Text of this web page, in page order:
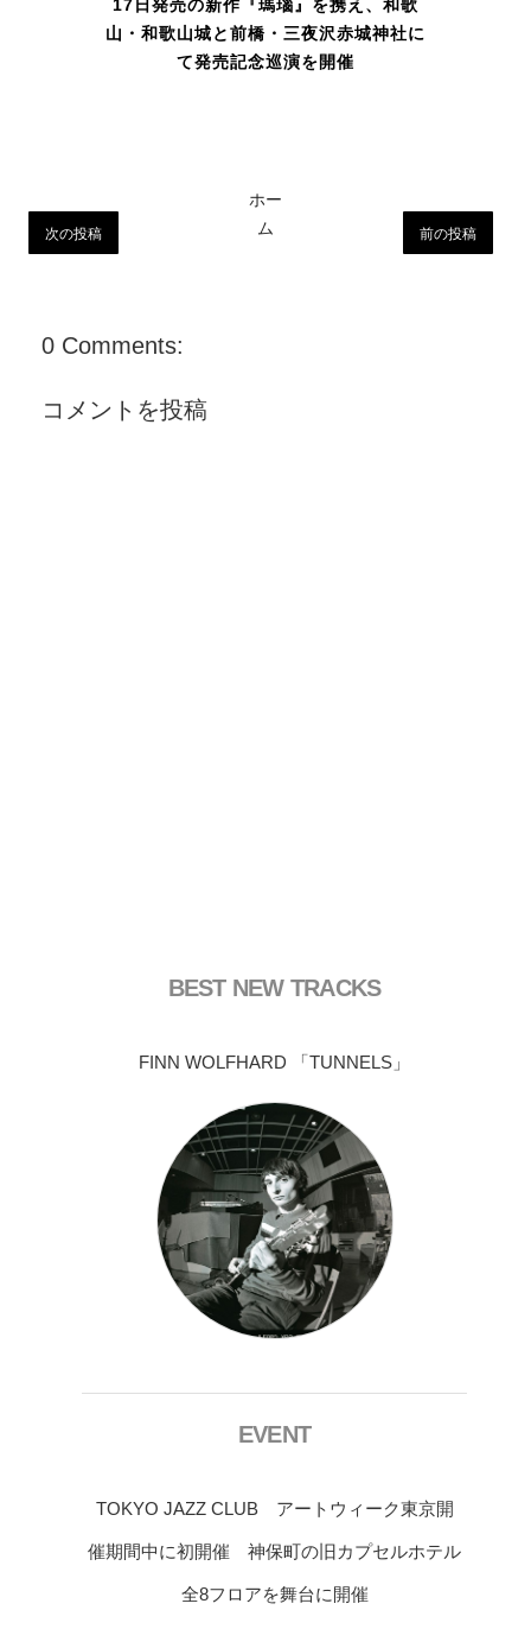
17日発売の新作『瑪瑙』を携え、和歌
山・和歌山城と前橋・三夜沢赤城神社に
て発売記念巡演を開催
次の投稿 前の投稿
ホー
ム
0 Comments:
コメントを投稿
BEST NEW TRACKS
FINN WOLFHARD 「TUNNELS」
EVENT
TOKYO JAZZ CLUB アートウィーク東京開
催期間中に初開催 神保町の旧カプセルホテル
全8フロアを舞台に開催